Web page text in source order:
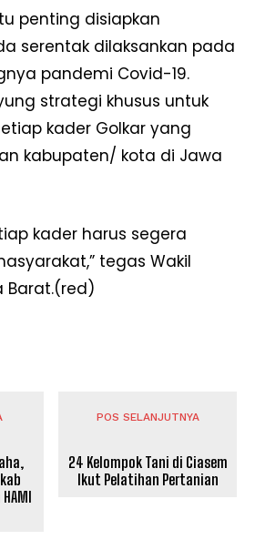
penting disiapkan
serentak dilaksankan pada
pandemi Covid-19.
strategi khusus untuk
kader Golkar yang
kabupaten/ kota di Jawa
kader harus segera
tegas Wakil
Barat.(red)
POS SELANJUTNYA
24 Kelompok Tani di Ciasem
Ikut Pelatihan Pertanian